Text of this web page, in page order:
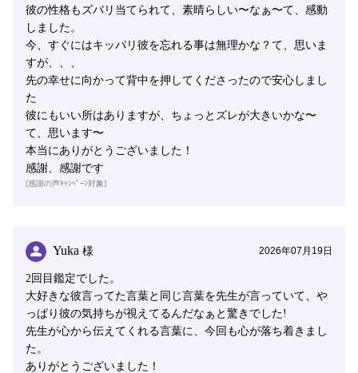
彼の性格もズバリ当てられて、素晴らしい〜なぁ〜て、感動
しました。
今、すぐにはキッパリ彼を忘れる事は無理かな？て、思いま
すが、、、
先の幸せに向かって背中を押してくださったので安心しまし
た
彼にもいい所はありますが、ちょっとズレが大きいかな〜
て、思います〜
本当にありがとうございました！
感謝、感謝です
[感謝の声ｷｬﾝﾍﾟｰﾝ対象]
Yuka 様 2026年07月19日
2回目鑑定でした。
大好きな彼言ってた言葉と同じ言葉を先生が言っていて、や
っぱり彼の気持ちが視えてるんだなぁと驚きでした!
先生が心から伝えてくれる言葉に、今回も心が落ち着きまし
た。
ありがとうございました！